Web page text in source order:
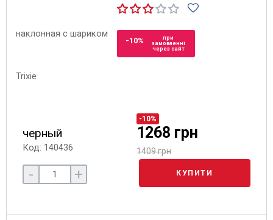
-10%
при
замовленні
через сайт
черный
Код: 140436
-10%
1268 грн
1409 грн
- + КУПИТИ